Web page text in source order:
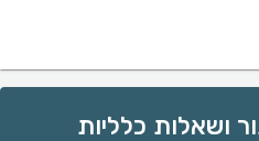
ושאלות כלליות